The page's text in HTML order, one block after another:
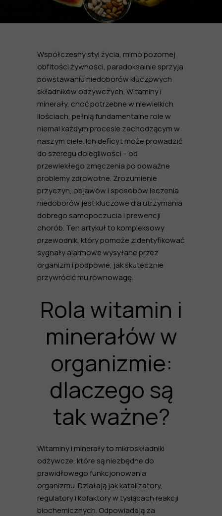
Współczesny styl życia, mimo pozornej
obfitości żywności, paradoksalnie sprzyja
powstawaniu niedoborów kluczowych
składników odżywczych. Witaminy i
minerały, choć potrzebne w niewielkich
ilościach, pełnią fundamentalne role w
niemal każdym procesie zachodzącym w
naszym ciele. Ich deficyt może prowadzić
do szeregu dolegliwości – od
przewlekłego zmęczenia po poważne
problemy zdrowotne. Zrozumienie
przyczyn, objawów i sposobów leczenia
niedoborów jest kluczowe dla utrzymania
dobrego samopoczucia i prewencji
chorób. Ten artykuł to kompleksowy
przewodnik, który pomoże zidentyfikować
sygnały alarmowe wysyłane przez
organizm i podpowie, jak skutecznie
przywrócić mu równowagę.
Rola witamin i
minerałów w
organizmie:
dlaczego są
tak ważne?
Witaminy i minerały to mikroskładniki
odżywcze, które są niezbędne do
prawidłowego funkcjonowania
organizmu. Działają jak katalizatory,
regulatory i kofaktory w tysiącach reakcji
biochemicznych. Odpowiadają za